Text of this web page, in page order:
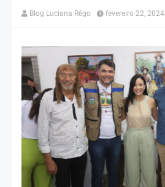
Blog Luciana Rêgo fevereiro 22, 2024